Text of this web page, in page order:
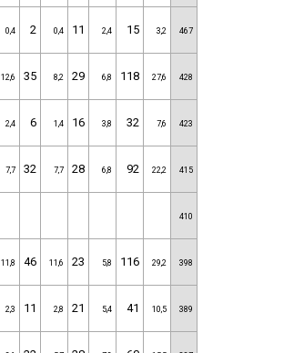
0,4 2 0,4 11 2,4 15 3,2 467
12,6 35 8,2 29 6,8 118 27,6 428
2,4 6 1,4 16 3,8 32 7,6 423
7,7 32 7,7 28 6,8 92 22,2 415
410
11,8 46 11,6 23 5,8 116 29,2 398
2,3 11 2,8 21 5,4 41 10,5 389